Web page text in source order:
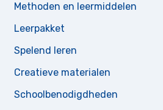
Methoden en leermiddelen
Leerpakket
Spelend leren
Creatieve materialen
Schoolbenodigdheden